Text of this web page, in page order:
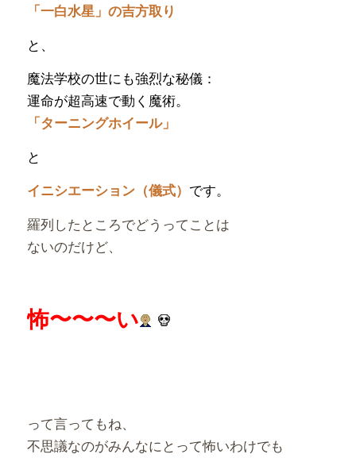
「一白水星」の吉方取り
と、
魔法学校の世にも強烈な秘儀：
運命が超高速で動く魔術。
「ターニングホイール」
と
イニシエーション（儀式） です。
羅列したところでどうってことは
ないのだけど、
怖〜〜〜い
って言ってもね、
不思議なのがみんなにとって怖いわけでも